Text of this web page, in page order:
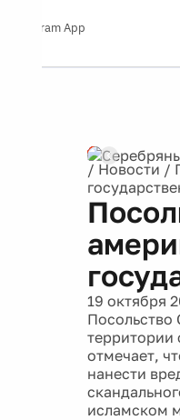
Telegram App
/ Новости /
19 октября
Посольство
территории
отмечает,
нанести
исламском